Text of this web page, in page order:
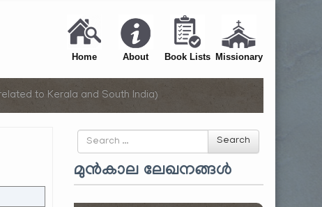
Home About Book Lists Missionary
to Kerala and South India)
Search
for
Search
മുൻകാല ലേഖനങ്ങൾ